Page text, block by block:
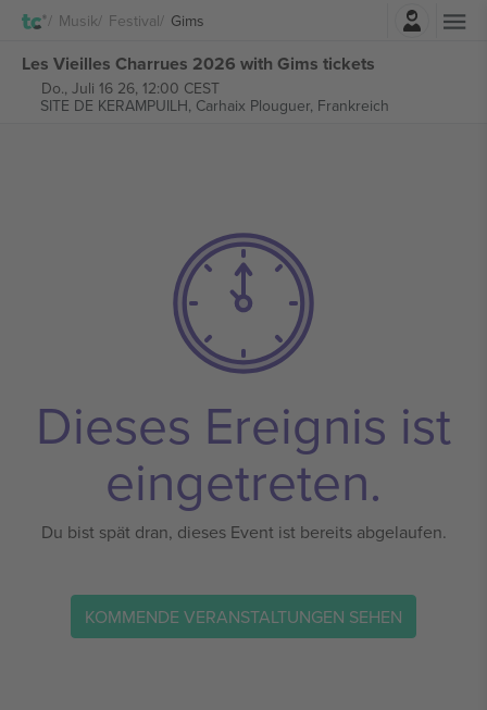
Musik Festival Gims
Les Vieilles Charrues 2026 with Gims tickets
Do., Juli 16 26, 12:00 CEST
SITE DE KERAMPUILH, Carhaix Plouguer, Frankreich
Dieses Ereignis ist
eingetreten.
Du bist spät dran, dieses Event ist bereits abgelaufen.
KOMMENDE VERANSTALTUNGEN SEHEN